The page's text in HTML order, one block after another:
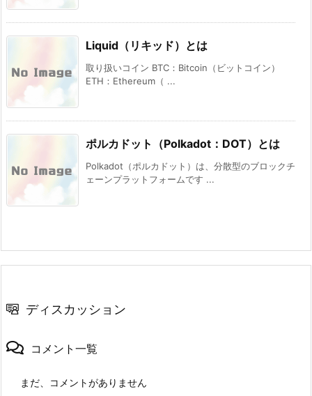
Liquid（リキッド）とは
取り扱いコイン BTC：Bitcoin（ビットコイン）
ETH：Ethereum（ ...
ポルカドット（Polkadot：DOT）とは
Polkadot（ポルカドット）は、分散型のブロックチ
ェーンプラットフォームです ...
ディスカッション
コメント一覧
まだ、コメントがありません